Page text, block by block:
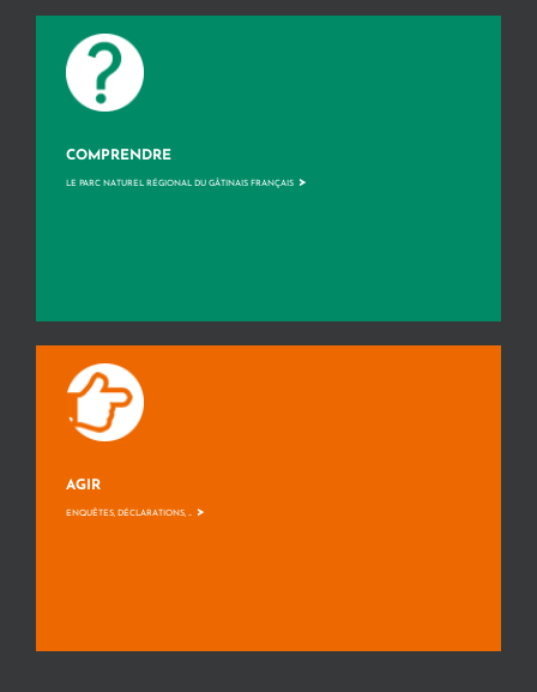
COMPRENDRE
LE PARC NATUREL RÉGIONAL DU GÂTINAIS FRANÇAIS >
AGIR
ENQUÊTES, DÉCLARATIONS, ... >